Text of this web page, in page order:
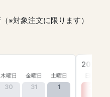
※対象注文に限ります）
木曜日 金曜日 土曜日
30 31 1
2026年
日曜日